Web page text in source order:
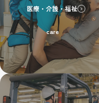
医療・介護・福祉
care